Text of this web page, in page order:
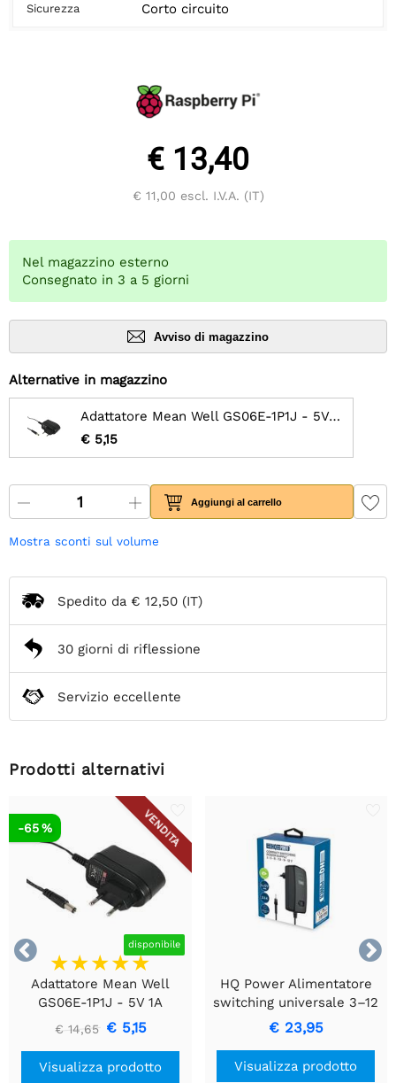
Sicurezza Corto circuito
€ 13,40
€ 11,00 escl. I.V.A. (IT)
Nel magazzino esterno
Consegnato in 3 a 5 giorni
Avviso di magazzino
Alternative in magazzino
Adattatore Mean Well GS06E-1P1J - 5V 1A
€ 5,15
Aggiungi al carrello
Mostra sconti sul volume
Spedito da € 12,50 (IT)
30 giorni di riflessione
Servizio eccellente
Prodotti alternativi


VENDITA
disponibile
-65 %
Adattatore Mean Well
GS06E-1P1J - 5V 1A
€ 14,65 € 5,15
Visualizza prodotto
HQ Power Alimentatore
switching universale 3–12
VDC | 30 W | 6 spine
intercambiabili – Velleman
PSS6EMV26
€ 23,95
Visualizza prodotto